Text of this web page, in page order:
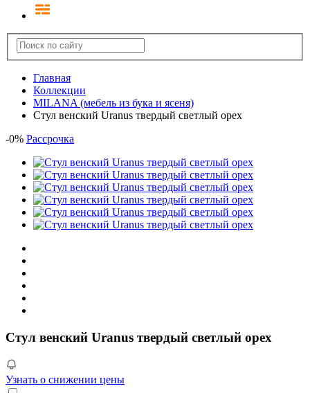
Главная
Коллекции
MILANA (мебель из бука и ясеня)
Стул венский Uranus твердый светлый орех
-0% Рассрочка
Стул венский Uranus твердый светлый орех
Узнать о снижении цены